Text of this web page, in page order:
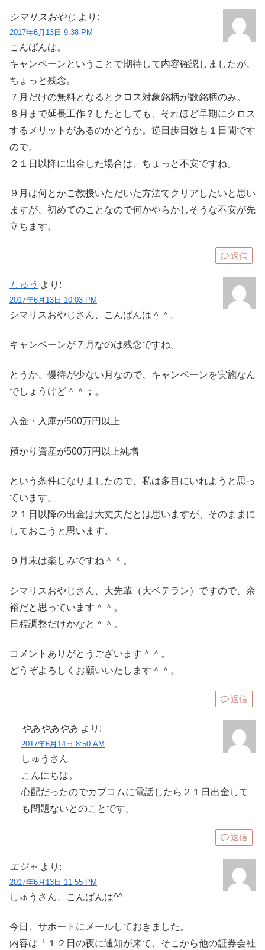
シマリスおやじ より:
2017年6月13日 9:38 PM
こんばんは。
キャンペーンということで期待して内容確認しましたが、
ちょっと残念。
７月だけの無料となるとクロス対象銘柄が数銘柄のみ。
８月まで延長工作？したとしても、それほど早期にクロス
するメリットがあるのかどうか。逆日歩日数も１日間です
ので。
２１日以降に出金した場合は、ちょっと不安ですね。
９月は何とかご教授いただいた方法でクリアしたいと思い
ますが、初めてのことなので何かやらかしそうな不安が先
立ちます。
返信
しゅう より:
2017年6月13日 10:03 PM
シマリスおやじさん、こんばんは＾＾。
キャンペーンが７月なのは残念ですね。
とうか、優待が少ない月なので、キャンペーンを実施なん
でしょうけど＾＾；。
入金・入庫が500万円以上
預かり資産が500万円以上純増
という条件になりましたので、私は多目にいれようと思っ
ています。
２１日以降の出金は大丈夫だとは思いますが、そのままに
しておこうと思います。
９月末は楽しみですね＾＾。
シマリスおやじさん、大先輩（大ベテラン）ですので、余
裕だと思っています＾＾。
日程調整だけかなと＾＾。
コメントありがとうございます＾＾。
どうぞよろしくお願いいたします＾＾。
返信
やあやあやあ より:
2017年6月14日 8:50 AM
しゅうさん
こんにちは。
心配だったのでカブコムに電話したら２１日出金して
も問題ないとのことです。
返信
エジャ より:
2017年6月13日 11:55 PM
しゅうさん、こんばんは^^
今日、サポートにメールしておきました。
内容は「１２日の夜に通知が来て、そこから他の証券会社